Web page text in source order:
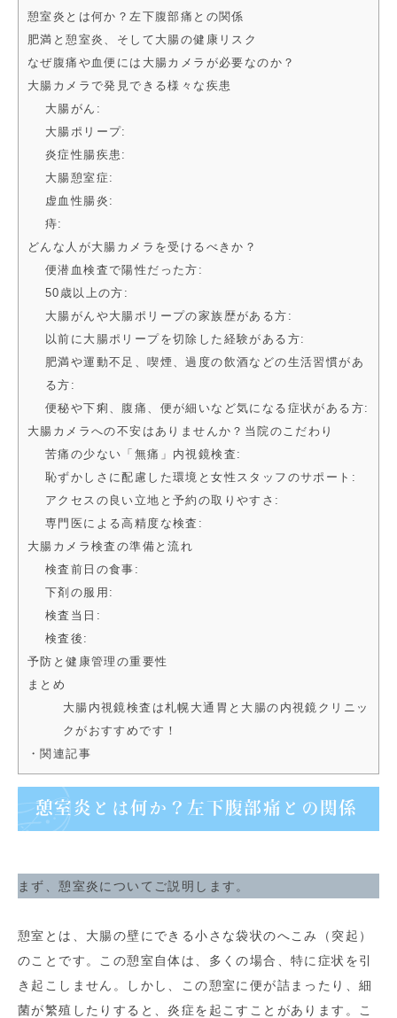
憩室炎とは何か？左下腹部痛との関係
肥満と憩室炎、そして大腸の健康リスク
なぜ腹痛や血便には大腸カメラが必要なのか？
大腸カメラで発見できる様々な疾患
大腸がん:
大腸ポリープ:
炎症性腸疾患:
大腸憩室症:
虚血性腸炎:
痔:
どんな人が大腸カメラを受けるべきか？
便潜血検査で陽性だった方:
50歳以上の方:
大腸がんや大腸ポリープの家族歴がある方:
以前に大腸ポリープを切除した経験がある方:
肥満や運動不足、喫煙、過度の飲酒などの生活習慣があ
る方:
便秘や下痢、腹痛、便が細いなど気になる症状がある方:
大腸カメラへの不安はありませんか？当院のこだわり
苦痛の少ない「無痛」内視鏡検査:
恥ずかしさに配慮した環境と女性スタッフのサポート:
アクセスの良い立地と予約の取りやすさ:
専門医による高精度な検査:
大腸カメラ検査の準備と流れ
検査前日の食事:
下剤の服用:
検査当日:
検査後:
予防と健康管理の重要性
まとめ
大腸内視鏡検査は札幌大通胃と大腸の内視鏡クリニッ
クがおすすめです！
・関連記事
憩室炎とは何か？左下腹部痛との関係
まず、憩室炎についてご説明します。
憩室とは、大腸の壁にできる小さな袋状のへこみ（突起）
のことです。この憩室自体は、多くの場合、特に症状を引
き起こしません。しかし、この憩室に便が詰まったり、細
菌が繁殖したりすると、炎症を起こすことがあります。こ